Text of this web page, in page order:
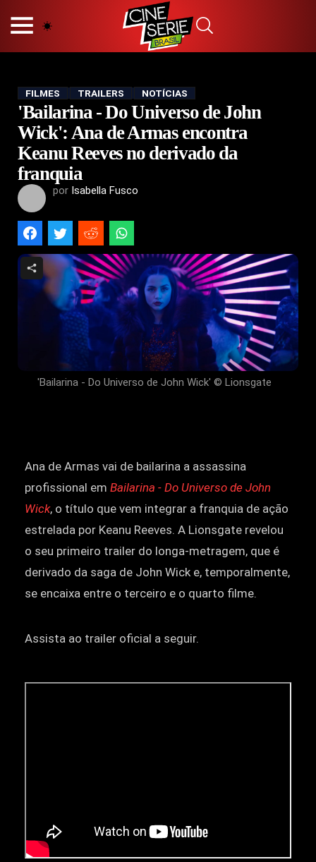
POLÍTICA DE PRIVACIDADE
TERMOS E CONDIÇÕES
CONTATO
Tendência
Séries
Novelas
FILMES TRAILERS NOTÍCIAS
'Bailarina - Do Universo de John
Wick': Ana de Armas encontra
Keanu Reeves no derivado da
franquia
por Isabella Fusco
'Bailarina - Do Universo de John Wick' © Lionsgate
Ana de Armas vai de bailarina a assassina
profissional em Bailarina - Do Universo de John
Wick, o título que vem integrar a franquia de ação
estrelada por Keanu Reeves. A Lionsgate revelou
o seu primeiro trailer do longa-metragem, que é
derivado da saga de John Wick e, temporalmente,
se encaixa entre o terceiro e o quarto filme.
Assista ao trailer oficial a seguir.